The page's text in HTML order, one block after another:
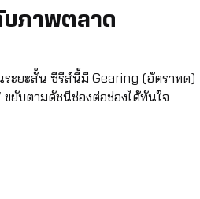
ภาพตลาด
ระยะสั้น ซีรีส์นี้มี Gearing (อัตราทด)
ยับตามดัชนีช่องต่อช่องได้ทันใจ